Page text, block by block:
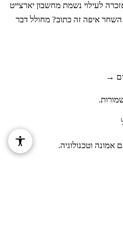
בִּגְלַלְכֶם לֵאמֹר גַּם אַתָּה
לְפָנֶיךָ הוּא יָבֹא שָׁמָּה
אֶת יִשְׂרָאֵל׃
לעילוי נשמת מחשבון יארצייט
השחר איפה זה כתוב? מחולל דבר
וטכנולוגיה.